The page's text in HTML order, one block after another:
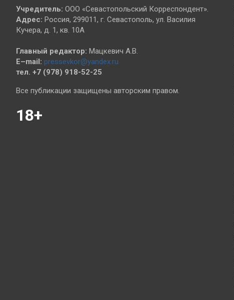
Учредитель: ООО «Севастопольский Корреспондент».
Адрес: Россия, 299011, г. Севастополь, ул. Василия
Кучера, д. 1, кв. 10А
Главный редактор: Мацкевич А.В.
E–mail: pressevkor@yandex.ru
тел. +7 (978) 918-52-25
Все публикации защищены авторским правом.
18+